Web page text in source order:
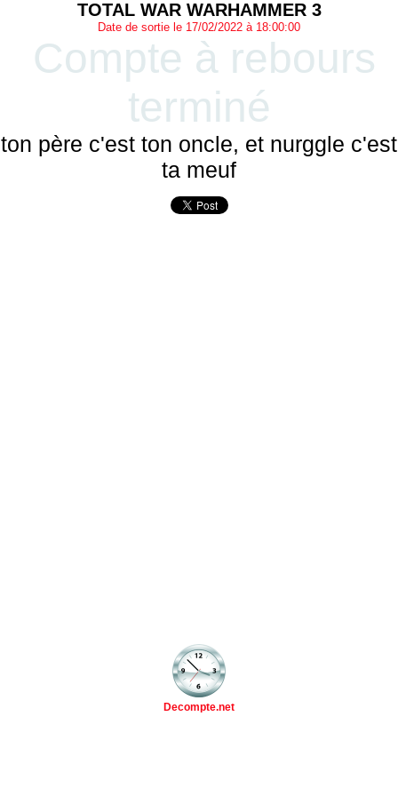
TOTAL WAR WARHAMMER 3
Date de sortie le 17/02/2022 à 18:00:00
Compte à rebours
terminé
ton père c'est ton oncle, et nurggle c'est
ta meuf
Decompte.net